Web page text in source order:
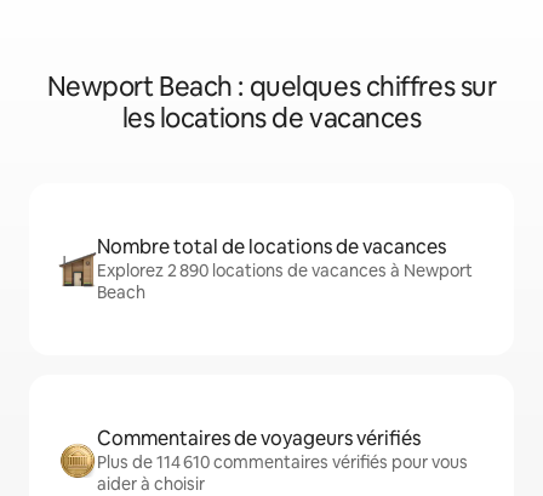
Newport Beach : quelques chiffres sur
les locations de vacances
Nombre total de locations de vacances
Explorez 2 890 locations de vacances à Newport
Beach
Commentaires de voyageurs vérifiés
Plus de 114 610 commentaires vérifiés pour vous
aider à choisir